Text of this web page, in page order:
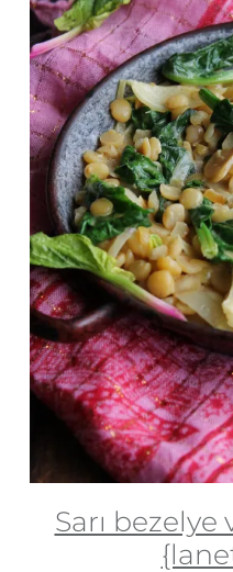
Sarı bezelye